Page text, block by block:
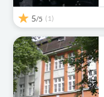
5/5 (1)